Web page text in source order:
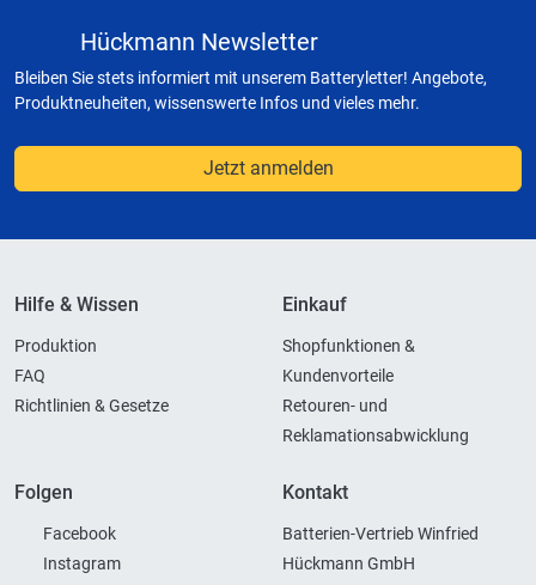
Hückmann Newsletter
Bleiben Sie stets informiert mit unserem Batteryletter! Angebote,
Produktneuheiten, wissenswerte Infos und vieles mehr.
Jetzt anmelden
Hilfe & Wissen
Produktion
FAQ
Richtlinien & Gesetze
Einkauf
Shopfunktionen &
Kundenvorteile
Retouren- und
Reklamationsabwicklung
Folgen
Facebook
Instagram
Kontakt
Batterien-Vertrieb Winfried
Hückmann GmbH